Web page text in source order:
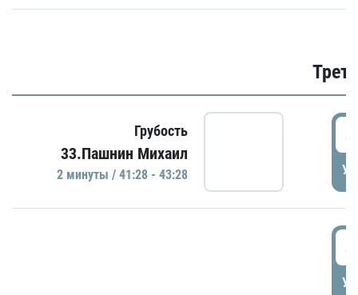
Грубость
33.Пашнин Михаил
2 минуты / 41:28 - 43:28